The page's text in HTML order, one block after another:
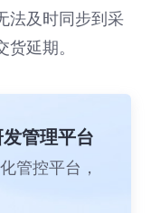
法及时同步到采
延期。
管理平台
管控平台，